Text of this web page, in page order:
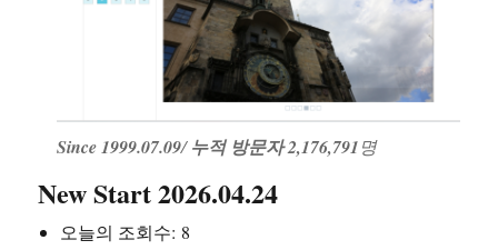
Since 1999.07.09/누적 방문자 2,176,791명
New Start 2026.04.24
오늘의 조회수: 8